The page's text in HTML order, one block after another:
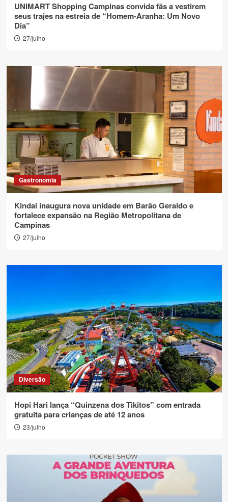
UNIMART Shopping Campinas convida fãs a vestirem
seus trajes na estreia de “Homem-Aranha: Um Novo
Dia”
27/julho
Gastronomia
Kindai inaugura nova unidade em Barão Geraldo e
fortalece expansão na Região Metropolitana de
Campinas
27/julho
Diversão
Hopi Hari lança “Quinzena dos Tikitos” com entrada
gratuita para crianças de até 12 anos
23/julho